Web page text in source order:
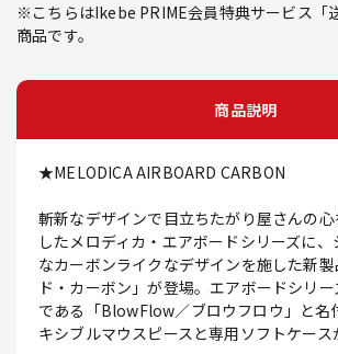
※こちらはIkebe PRIME会員特典サービス「
商品です。
商品説明
★MELODICA AIRBOARD CARBON
斬新なデザインで目立ちたがり屋さんの
したメロディカ・エアボードシリーズに
なカーボンライクなデザインを施した新
ド・カーボン」が登場。エアボードシリ
である「BlowFlow／ブロウフロウ」と名
キシブルマウスピースと専用ソフトケース